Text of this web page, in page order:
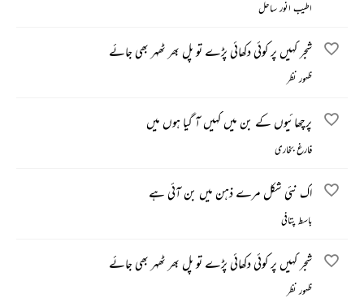
اطیب انور ساحل
شجر کہیں پر کوئی دکھائی پڑے تو پل بھر ٹھہر بھی جائے
ظہور نظر
پرچھائیوں کے بن میں کہیں آ گیا ہوں میں
فارغ بخاری
اک نئی شکل مرے ذہن میں بن آئی ہے
باسط پتافی
شجر کہیں پر کوئی دکھائی پڑے تو پل بھر ٹھہر بھی جائے
ظہور نظر